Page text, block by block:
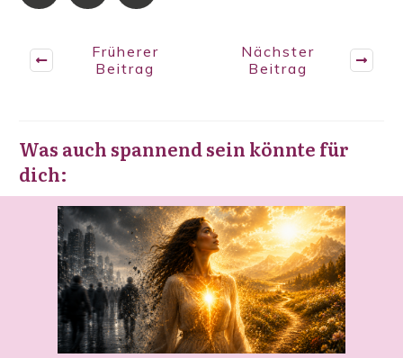
Früherer
Beitrag
Nächster
Beitrag
Was auch spannend sein könnte für
dich: